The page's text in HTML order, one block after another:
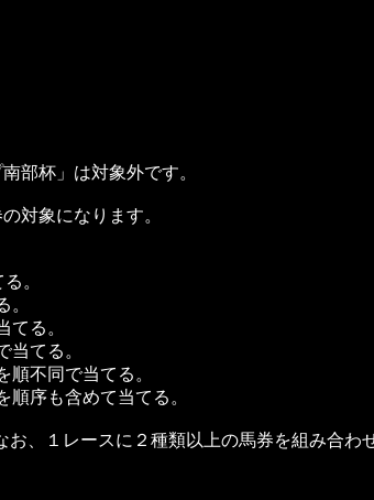
部杯」は対象外です。
対象になります。
。
る。
てる。
不同で当てる。
序も含めて当てる。
、１レースに２種類以上の馬券を組み合わ